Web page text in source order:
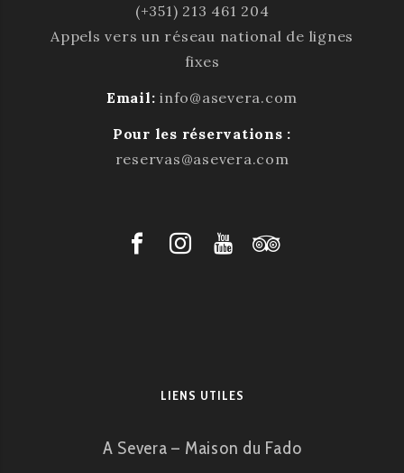
(+351) 213 461 204
Appels vers un réseau national de lignes
fixes
Email: info@asevera.com
Pour les réservations :
reservas@asevera.com
LIENS UTILES
A Severa – Maison du Fado